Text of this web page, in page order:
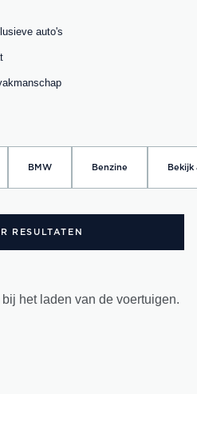
auto's
BMW Benzine Bekijk
RESULTATEN
het laden van de voertuigen.